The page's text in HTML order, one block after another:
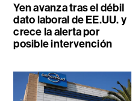
Yen avanza tras el débil
dato laboral de EE.UU. y
crece la alerta por
posible intervención